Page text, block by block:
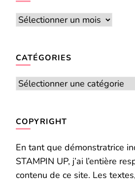
Archives
CATÉGORIES
Catégories
COPYRIGHT
En tant que démonstratrice
STAMPIN UP, j’ai l’entière
contenu de ce site. Les